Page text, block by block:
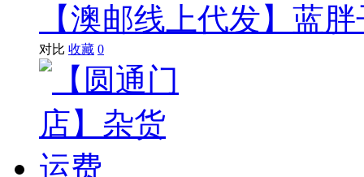
【澳邮线上代发】蓝
对比 收藏 0